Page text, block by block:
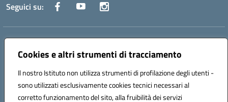
Cookies e altri strumenti di tracciamento
Il nostro Istituto non utilizza strumenti di profilazione degli utenti -
sono utilizzati esclusivamente cookies tecnici necessari al
corretto funzionamento del sito, alla fruibilità dei servizi
Seguici su:
Indirizzo:
Centralino:0882 331218 Email:fgps210002@istruzione.it
Codice fiscale: 93071630714
Codice meccanografico:
FGPS210002